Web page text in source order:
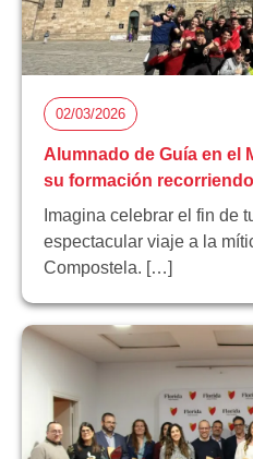
02/03/2026
Alumnado de Guía en el
su formación
Imagina celebrar el fin de
espectacular viaje a la
Compostela. […]